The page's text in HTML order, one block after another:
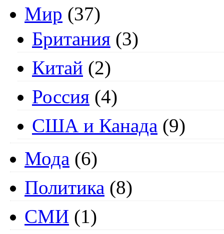
Мир (37)
Британия (3)
Китай (2)
Россия (4)
США и Канада (9)
Мода (6)
Политика (8)
СМИ (1)